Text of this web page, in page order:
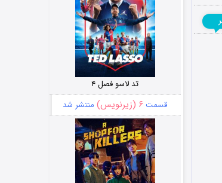
تد لاسو فصل ۴
قسمت ۶ (زیرنویس) منتشر شد